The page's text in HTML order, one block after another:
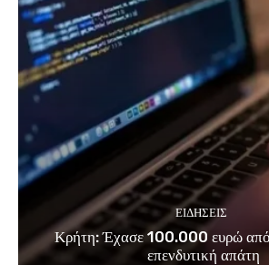
ΕΙΔΗΣΕΙΣ
Κρήτη: Έχασε 100.000 ευρώ από
επενδυτική απάτη